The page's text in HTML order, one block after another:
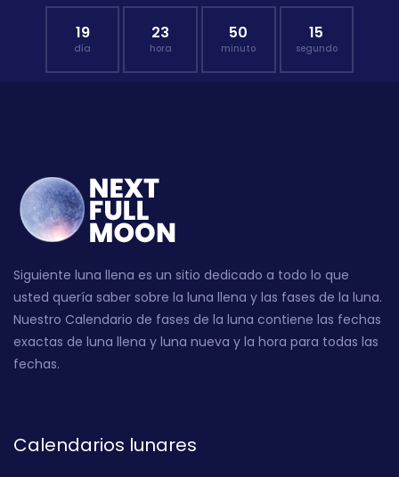
19
día
23
hora
50
minuto
14
segundo
Siguiente luna llena es un sitio dedicado a todo lo que
usted quería saber sobre la luna llena y las fases de la luna.
Nuestro Calendario de fases de la luna contiene las fechas
exactas de luna llena y luna nueva y la hora para todas las
fechas.
Calendarios lunares